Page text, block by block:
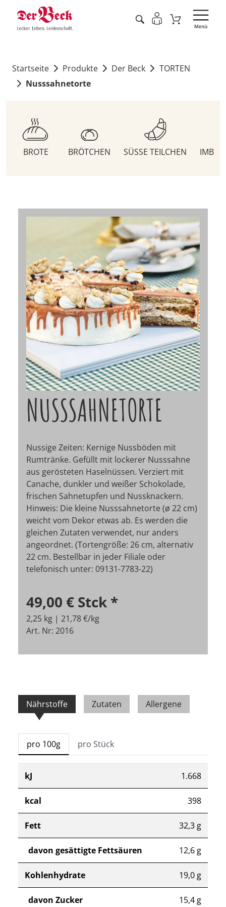
Startseite Produkte Der Beck
TORTEN
Nusssahnetorte
BROTE BRÖTCHEN SÜSSE TEILCHEN
NUSSSAHNETORTE
Nussige Zeiten: Kernige Nussböden mit
Rumtränke. Gefüllt mit lockerer Nusssahne
aus gerösteten Haselnüssen. Verziert mit
Canache, dunkler und weißer Schokolade,
frischen Sahnetupfen und Nussknackern.
Hinweis: Die kleine Nusssahnetorte (ø 22 cm)
weicht vom Dekor etwas ab. Es werden die
gleichen Zutaten verwendet, nur anders
angeordnet. (Tortengröße: 26 cm, alternativ
22 cm. Bestellbar in jeder Filiale oder
telefonisch unter: 09131-7783-22)
49,00 € Stck *
2,25 kg | 21,78 €/kg
Art. Nr: 2016
Nährstoffe Zutaten Allergene
pro 100g pro Stück
kJ 1.668
kcal 398
Fett 32,3 g
davon gesättigte Fettsäuren 12,6 g
Kohlenhydrate 19,0 g
davon Zucker 15,4 g